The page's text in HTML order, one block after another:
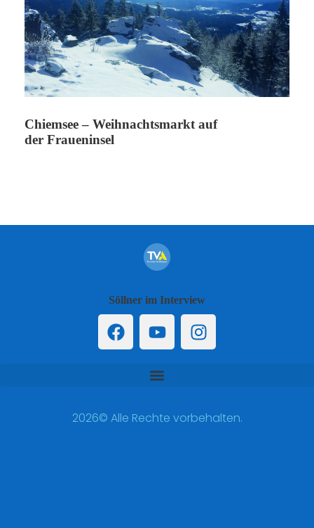
Chiemsee – Weihnachtsmarkt auf
der Fraueninsel
Söllner im Interview
2026© Alle Rechte vorbehalten.